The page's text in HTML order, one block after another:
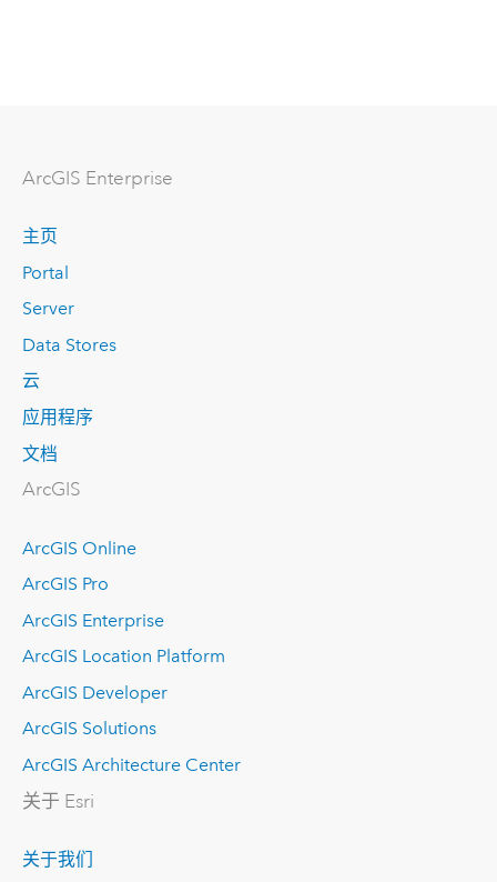
ArcGIS Enterprise
主页
Portal
Server
Data Stores
云
应用程序
文档
ArcGIS
ArcGIS Online
ArcGIS Pro
ArcGIS Enterprise
ArcGIS Location Platform
ArcGIS Developer
ArcGIS Solutions
ArcGIS Architecture Center
关于 Esri
关于我们